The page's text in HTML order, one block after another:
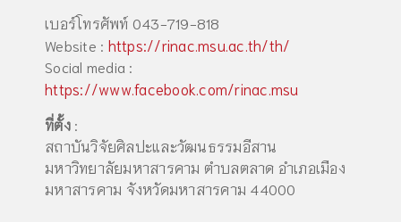
เบอร์โทรศัพท์ 043-719-818
Website : https://rinac.msu.ac.th/th/
Social media :
https://www.facebook.com/rinac.msu
ที่ตั้ง:
สถาบันวิจัยศิลปะและวัฒนธรรมอีสาน
มหาวิทยาลัยมหาสารคาม ตำบลตลาด อำเภอเมือง
มหาสารคาม จังหวัดมหาสารคาม 44000